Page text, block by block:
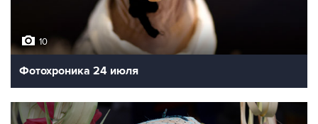
10
Фотохроника 24 июля